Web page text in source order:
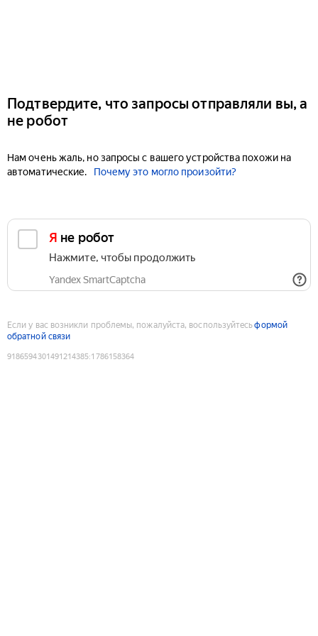
Подтвердите, что запросы отправляли вы, а
не робот
Нам очень жаль, но запросы с вашего устройства похожи на
автоматические.
Почему это могло произойти?
Я не робот
Нажмите, чтобы продолжить
Yandex SmartCaptcha
Если у вас возникли проблемы, пожалуйста, воспользуйтесьформой
обратной связи
9186594301491214385:1786158364